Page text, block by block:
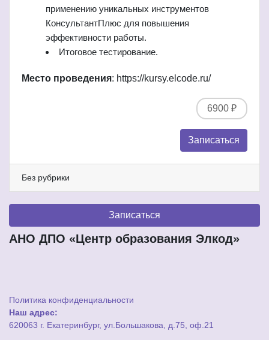
применению уникальных инструментов
КонсультантПлюс для повышения
эффективности работы.
Итоговое тестирование.
Место проведения: https://kursy.elcode.ru/
6900 ₽
Записаться
Без рубрики
Записаться
АНО ДПО «Центр образования Элкод»
Политика конфиденциальности
Наш адрес:
620063 г. Екатеринбург, ул.Большакова, д.75, оф.21